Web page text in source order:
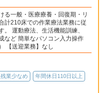
る一般・医療療養・回復期・リ
計210床での作業療法業務に従
。 運動療法、生活機能訓練、
など 簡単なパソコン入力操作
【送迎業務】なし
残業少なめ 年間休日110日以上